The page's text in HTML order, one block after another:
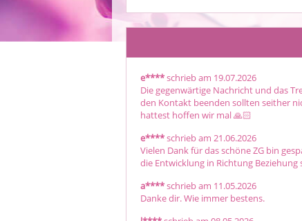
e****schrieb am 19.07.2026
Die gegenwärtige Nachricht und das
den Kontakt beenden sollten seither
hattest hoffen wir mal 🙏🏻
e****schrieb am 21.06.2026
Vielen Dank für das schöne ZG bin
die Entwicklung in Richtung Beziehung
a****schrieb am 11.05.2026
Danke dir. Wie immer bestens.